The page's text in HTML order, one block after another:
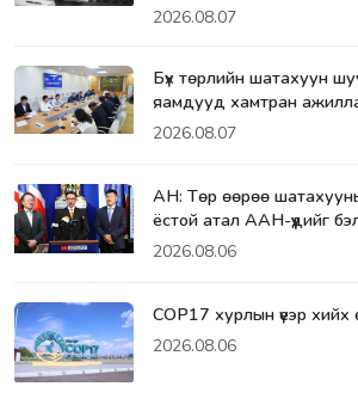
2026.08.07
Бүх төрлийн шатахуун
яамдууд хамтран
2026.08.07
АН: Төр өөрөө
ёстой атал ААН-үүдийг
2026.08.06
СОР17 хурлын үеэр хийх
2026.08.06